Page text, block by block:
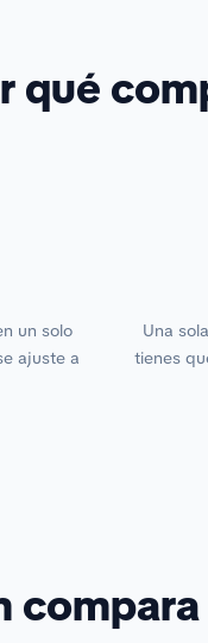
qué
un solo
ajuste a
Una
tienes